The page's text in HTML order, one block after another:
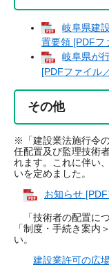
岐阜県建
置要領 [PDFフ
岐阜県が
[PDFファイル
その他
※「建設業法施行令
任配置及び監理技術
れます。これに伴い
いを定めました。
お知らせ
「技術者の配置に
「制度・手続き案内
い。
建設業許可の広